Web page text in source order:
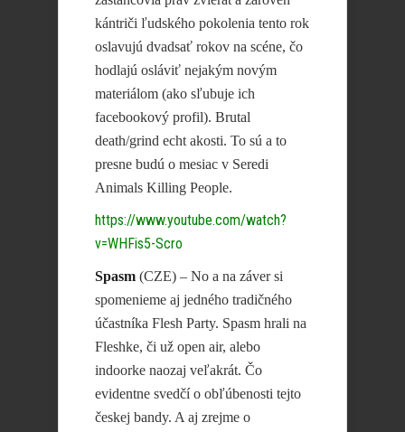
kántriči ľudského pokolenia tento rok
oslavujú dvadsať rokov na scéne, čo
hodlajú osláviť nejakým novým
materiálom (ako sľubuje ich
facebookový profil). Brutal
death/grind echt akosti. To sú a to
presne budú o mesiac v Seredi
Animals Killing People.
https://www.youtube.com/watch?
v=WHFis5-Scro
Spasm (CZE) – No a na záver si
spomenieme aj jedného tradičného
účastníka Flesh Party. Spasm hrali na
Fleshke, či už open air, alebo
indoorke naozaj veľakrát. Čo
evidentne svedčí o obľúbenosti tejto
českej bandy. A aj zrejme o